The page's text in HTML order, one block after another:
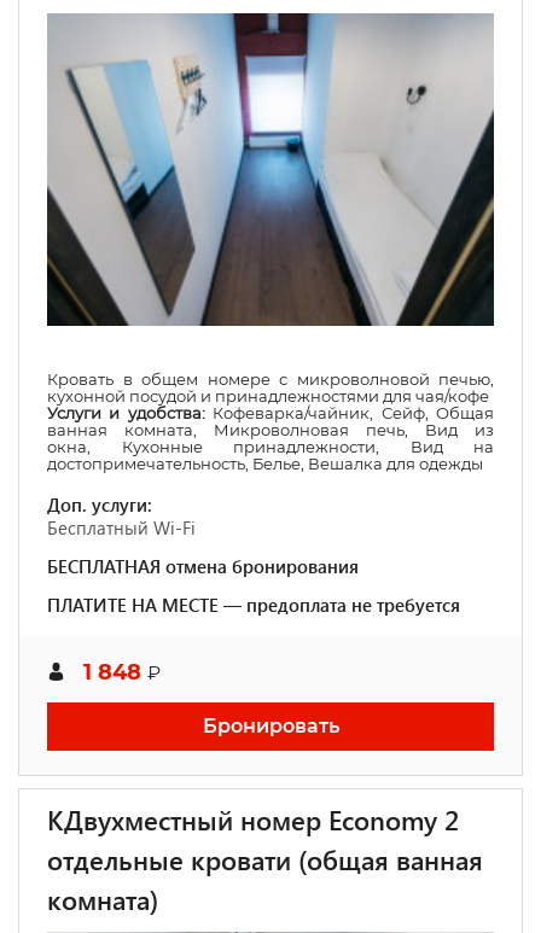
Кровать в общем номере с микроволновой печью,
кухонной посудой и принадлежностями для чая/кофе
Услуги и удобства: Кофеварка/чайник Сейф,Общая
ванная комната
Микроволновая печь
Вид из
окна
Кухонные принадлежности
Вид на
достопримечательность Белье Вешалка для одежды
Доп. услуги:
Бесплатный Wi-Fi
БЕСПЛАТНАЯ отмена бронирования
ПЛАТИТЕ НА МЕСТЕ — предоплата не требуется
1 848 ₽
Бронировать
КДвухместный номер Economy 2
отдельные кровати (общая ванная
комната)